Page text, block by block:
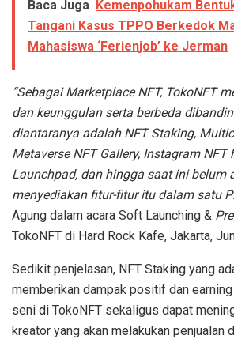
Baca Juga Kemenpohukam
Tangani Kasus TPPO Berkedok
Mahasiswa ‘Ferienjob’ ke Jerman
“Sebagai Marketplace NFT, TokoNFT
dan keunggulan serta berbeda
diantaranya adalah NFT Staking,
Metaverse NFT Gallery, Instagram NFT
Launchpad, dan hingga saat ini belum
menyediakan fitur-fitur itu dalam satu
Agung dalam acara Soft Launching &
TokoNFT di Hard Rock Kafe, Jakarta,
Sedikit penjelasan, NFT Staking yang
memberikan dampak positif dan
seni di TokoNFT sekaligus dapat
kreator yang akan melakukan penjualan